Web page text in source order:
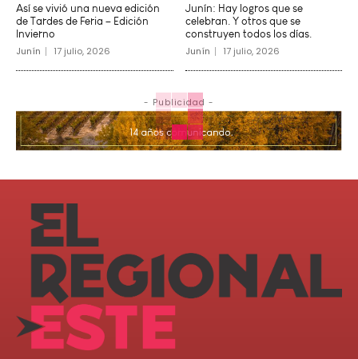
Así se vivió una nueva edición
de Tardes de Feria – Edición
Invierno
Junín 17 julio, 2026
Junín: Hay logros que se
celebran. Y otros que se
construyen todos los días.
Junín 17 julio, 2026
- Publicidad -